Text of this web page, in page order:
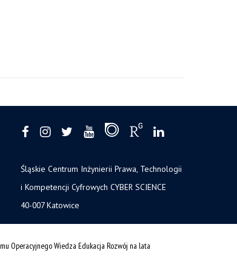
Śląskie Centrum Inżynierii Prawa, Technologii
i Kompetencji Cyfrowych CYBER SCIENCE
40-007 Katowice
Operacyjnego Wiedza Edukacja Rozwój na lata